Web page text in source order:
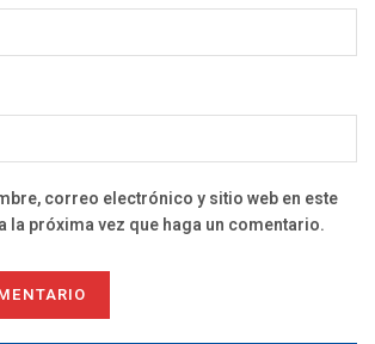
correo electrónico y sitio web en este
la próxima vez que haga un comentario.